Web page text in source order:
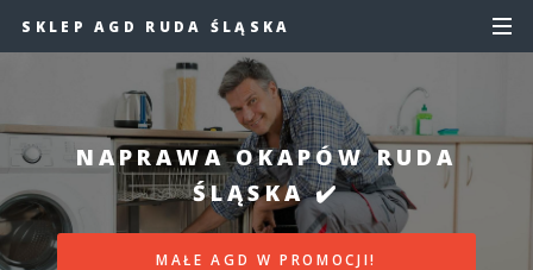
SKLEP AGD RUDA ŚLĄSKA
NAPRAWA OKAPÓW RUDA
ŚLĄSKA ✔️
MAŁE AGD W PROMOCJI!